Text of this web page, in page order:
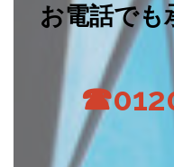
お電話でも